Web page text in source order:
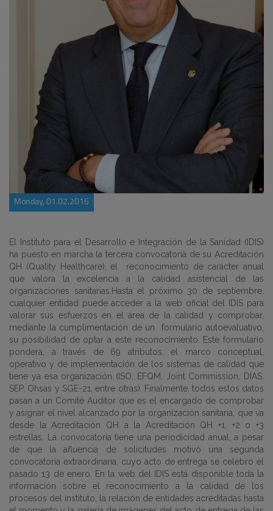
Monday, 01.02.2016
El Instituto para el Desarrollo e Integración de la Sanidad (IDIS)
ha puesto en marcha la tercera convocatoria de su Acreditación
QH (Quality Healthcare), el reconocimiento de carácter anual
que valora la excelencia a la calidad asistencial de las
organizaciones sanitarias.Hasta el próximo 30 de septiembre,
cualquier entidad puede acceder a la web oficial del IDIS para
valorar sus esfuerzos en el área de la calidad y comprobar,
mediante la cumplimentación de un formulario autoevaluativo,
su posibilidad de optar a este reconocimiento. Este formulario
pondera, a través de 69 atributos, el marco conceptual,
operativo y de implementación de los sistemas de calidad que
tiene ya esa organización (ISO, EFQM, Joint Commission, DIAS,
SEP, Ohsas y SGE-21, entre otras). Finalmente, todos estos datos
pasan a un Comité Auditor que es el encargado de comprobar
y asignar el nivel alcanzado por la organización sanitaria, que va
desde la Acreditación QH a la Acreditación QH +1, +2 o +3
estrellas. La convocatoria tiene una periodicidad anual, a pesar
de que la afluencia de solicitudes motivó una segunda
convocatoria extraordinaria, cuyo acto de entrega se celebró el
pasado 13 de enero. En la web del IDIS está disponible toda la
información sobre el reconocimiento a la calidad de los
procesos del instituto, la relación de entidades acreditadas hasta